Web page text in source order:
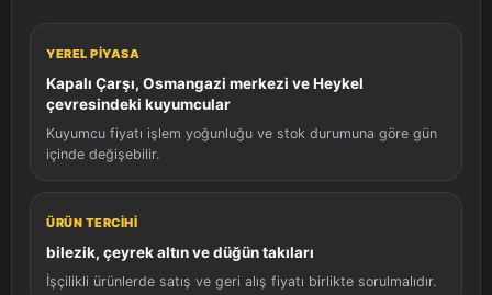
YEREL PIYASA
Kapalı Çarşı, Osmangazi merkezi ve Heykel
çevresindeki kuyumcular
Kuyumcu fiyatı işlem yoğunluğu ve stok durumuna göre gün
içinde değişebilir.
ÜRÜN TERCIHI
bilezik, çeyrek altın ve düğün takıları
İşçilikli ürünlerde satış ve geri alış fiyatı birlikte sorulmalıdır.